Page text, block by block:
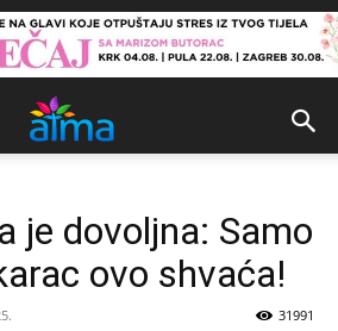
je dovoljna: Samo
ovo shvaća!
31991